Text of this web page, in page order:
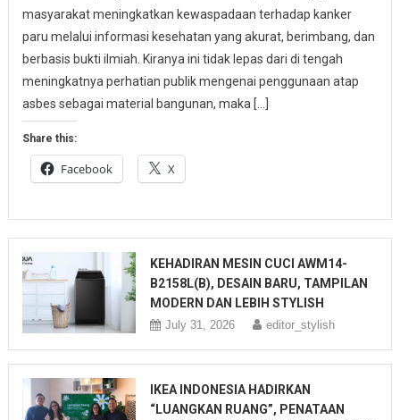
masyarakat meningkatkan kewaspadaan terhadap kanker
paru melalui informasi kesehatan yang akurat, berimbang, dan
berbasis bukti ilmiah. Kiranya ini tidak lepas dari di tengah
meningkatnya perhatian publik mengenai penggunaan atap
asbes sebagai material bangunan, maka […]
Share this:
Facebook X
KEHADIRAN MESIN CUCI AWM14-
B2158L(B), DESAIN BARU, TAMPILAN
MODERN DAN LEBIH STYLISH
July 31, 2026 editor_stylish
IKEA INDONESIA HADIRKAN
“LUANGKAN RUANG”, PENATAAN